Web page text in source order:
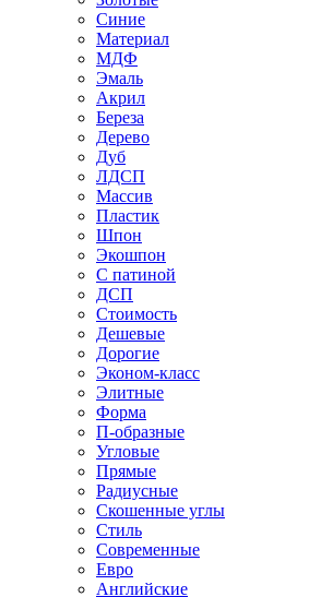
Синие
Материал
МДФ
Эмаль
Акрил
Береза
Дерево
Дуб
ЛДСП
Массив
Пластик
Шпон
Экошпон
С патиной
ДСП
Стоимость
Дешевые
Дорогие
Эконом-класс
Элитные
Форма
П-образные
Угловые
Прямые
Радиусные
Скошенные углы
Стиль
Современные
Евро
Английские